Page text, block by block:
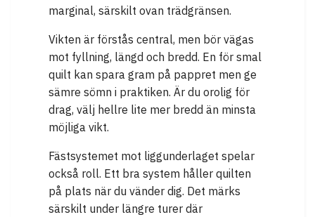
marginal, särskilt ovan trädgränsen.
Vikten är förstås central, men bör vägas
mot fyllning, längd och bredd. En för smal
quilt kan spara gram på pappret men ge
sämre sömn i praktiken. Är du orolig för
drag, välj hellre lite mer bredd än minsta
möjliga vikt.
Fästsystemet mot liggunderlaget spelar
också roll. Ett bra system håller quilten
på plats när du vänder dig. Det märks
särskilt under längre turer där